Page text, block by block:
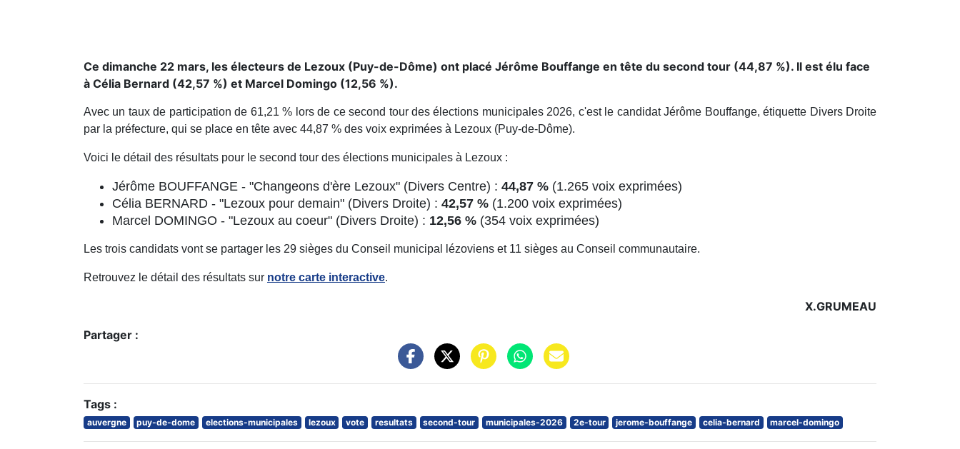
Ce dimanche 22 mars, les électeurs de Lezoux (Puy-de-Dôme) ont placé Jérôme Bouffange en tête du second tour (44,87 %). Il est élu face
à Célia Bernard (42,57 %) et Marcel Domingo (12,56 %).
Avec un taux de participation de 61,21 % lors de ce second tour des élections municipales 2026, c'est le candidat Jérôme Bouffange, étiquette Divers Droite
par la préfecture, qui se place en tête avec 44,87 % des voix exprimées à Lezoux (Puy-de-Dôme).
Voici le détail des résultats pour le second tour des élections municipales à Lezoux :
Jérôme BOUFFANGE - "Changeons d'ère Lezoux" (Divers Centre) : 44,87 % (1.265 voix exprimées)
Célia BERNARD - "Lezoux pour demain" (Divers Droite) : 42,57 % (1.200 voix exprimées)
Marcel DOMINGO - "Lezoux au coeur" (Divers Droite) : 12,56 % (354 voix exprimées)
Les trois candidats vont se partager les 29 sièges du Conseil municipal lézoviens et 11 sièges au Conseil communautaire.
Retrouvez le détail des résultats sur notre carte interactive.
X.GRUMEAU
Partager :
Tags :
auvergne puy-de-dome elections-municipales lezoux vote resultats second-tour municipales-2026 2e-tour jerome-bouffange celia-bernard marcel-domingo